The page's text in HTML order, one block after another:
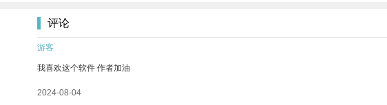
评论
游客
我喜欢这个软件 作者加油
2024-08-04